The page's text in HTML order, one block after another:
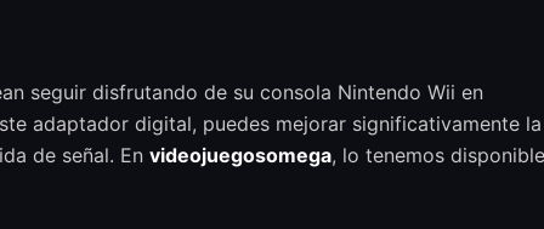
seguir disfrutando de su consola Nintendo Wii en
adaptador digital, puedes mejorar significativamente la
de señal. En videojuegosomega, lo tenemos disponible